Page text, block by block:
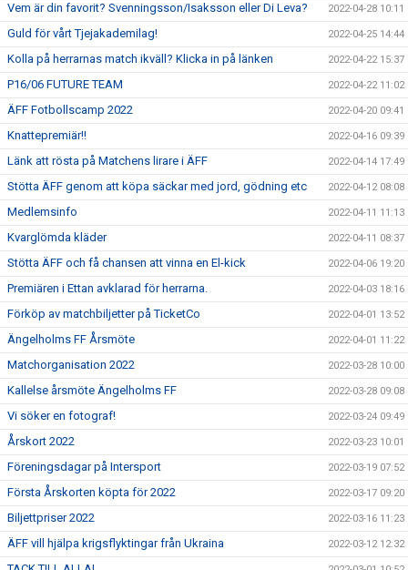
Vem är din favorit? Svenningsson/Isaksson eller Di Leva? 2022-04-28 10:11
Guld för vårt Tjejakademilag! 2022-04-25 14:44
Kolla på herrarnas match ikväll? Klicka in på länken 2022-04-22 15:37
P16/06 FUTURE TEAM 2022-04-22 11:02
ÄFF Fotbollscamp 2022 2022-04-20 09:41
Knattepremiär!! 2022-04-16 09:39
Länk att rösta på Matchens lirare i ÄFF 2022-04-14 17:49
Stötta ÄFF genom att köpa säckar med jord, gödning etc 2022-04-12 08:08
Medlemsinfo 2022-04-11 11:13
Kvarglömda kläder 2022-04-11 08:37
Stötta ÄFF och få chansen att vinna en El-kick 2022-04-06 19:20
Premiären i Ettan avklarad för herrarna. 2022-04-03 18:16
Förköp av matchbiljetter på TicketCo 2022-04-01 13:52
Ängelholms FF Årsmöte 2022-04-01 11:22
Matchorganisation 2022 2022-03-28 10:00
Kallelse årsmöte Ängelholms FF 2022-03-28 09:08
Vi söker en fotograf! 2022-03-24 09:49
Årskort 2022 2022-03-23 10:01
Föreningsdagar på Intersport 2022-03-19 07:52
Första Årskorten köpta för 2022 2022-03-17 09:20
Biljettpriser 2022 2022-03-16 11:23
ÄFF vill hjälpa krigsflyktingar från Ukraina 2022-03-12 12:32